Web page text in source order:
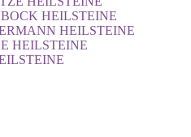
HEILSTEINE
HEILSTEINE
HEILSTEINE